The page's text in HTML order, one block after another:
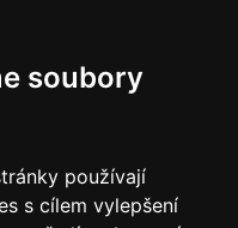
soubory
používají
s cílem vylepšení